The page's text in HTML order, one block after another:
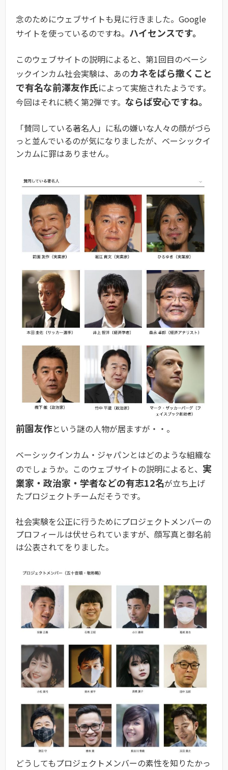
念のためにウェブサイトも見に行きました。Google
サイトを使っているのですね。 ハイセンスです。
このウェブサイトの説明によると、第1回目のベーシ
ックインカム社会実験は、あのカネをばら撒くこと
で有名な前澤友作氏によって実施されたようです。
今回はそれに続く第2弾です。 ならば安心ですね。
「賛同している著名人」に私の嫌いな人々の顔がづら
っと並んでいるのが気になりましたが、ベーシックイ
ンカムに罪はありません。
前園友作という謎の人物が居ますが・・。
ベーシックインカム・ジャパンとはどのような組織な
のでしょうか。このウェブサイトの説明によると、 実
業家・政治家・学者などの有志12名が立ち上げ
たプロジェクトチームだそうです。
社会実験を公正に行うためにプロジェクトメンバーの
プロフィールは伏せられていますが、顔写真と御名前
は公表されてをりました。
どうしてもプロジェクトメンバーの素性を知りたかっ